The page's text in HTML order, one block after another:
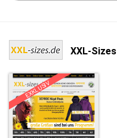
XXL-Sizes
EXKLUSIV